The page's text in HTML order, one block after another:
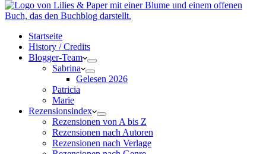
Startseite
History / Credits
Blogger-Team
Sabrina
Gelesen 2026
Patricia
Marie
Rezensionsindex
Rezensionen von A bis Z
Rezensionen nach Autoren
Rezensionen nach Verlage